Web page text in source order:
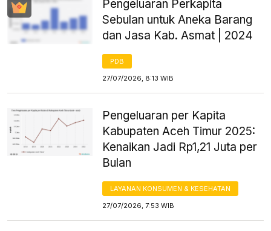
Pengeluaran Perkapita
Sebulan untuk Aneka Barang
dan Jasa Kab. Asmat | 2024
PDB
27/07/2026, 8:13 WIB
Pengeluaran per Kapita
Kabupaten Aceh Timur 2025:
Kenaikan Jadi Rp1,21 Juta per
Bulan
LAYANAN KONSUMEN & KESEHATAN
27/07/2026, 7:53 WIB